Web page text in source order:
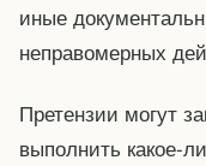
иные
неправомерных
Претензии могут
выполнить какое-